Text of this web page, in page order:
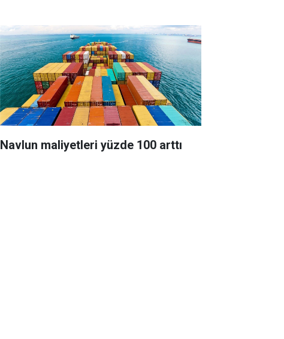
Navlun maliyetleri yüzde 100 arttı